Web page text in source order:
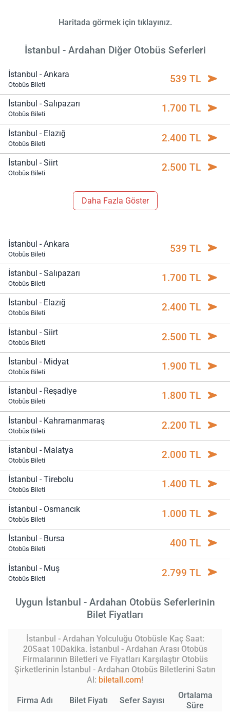
Haritada görmek için tıklayınız.
İstanbul - Ardahan Diğer Otobüs Seferleri
İstanbul - Ankara
Otobüs Bileti 539 TL
İstanbul - Salıpazarı
Otobüs Bileti 1.700 TL
İstanbul - Elazığ
Otobüs Bileti 2.400 TL
İstanbul - Siirt
Otobüs Bileti 2.500 TL
Daha Fazla Göster
İstanbul - Ankara
Otobüs Bileti 539 TL
İstanbul - Salıpazarı
Otobüs Bileti 1.700 TL
İstanbul - Elazığ
Otobüs Bileti 2.400 TL
İstanbul - Siirt
Otobüs Bileti 2.500 TL
İstanbul - Midyat
Otobüs Bileti 1.900 TL
İstanbul - Reşadiye
Otobüs Bileti 1.800 TL
İstanbul - Kahramanmaraş
Otobüs Bileti 2.200 TL
İstanbul - Malatya
Otobüs Bileti 2.000 TL
İstanbul - Tirebolu
Otobüs Bileti 1.400 TL
İstanbul - Osmancık
Otobüs Bileti 1.000 TL
İstanbul - Bursa
Otobüs Bileti 400 TL
İstanbul - Muş
Otobüs Bileti 2.799 TL
Uygun İstanbul - Ardahan Otobüs Seferlerinin
Bilet Fiyatları
İstanbul - Ardahan Yolculuğu Otobüsle Kaç Saat:
20Saat 10Dakika. İstanbul - Ardahan Arası Otobüs
Firmalarının Biletleri ve Fiyatları Karşılaştır Otobüs
Şirketlerinin İstanbul - Ardahan Otobüs Biletlerini Satın
Al: biletall.com!
Firma Adı Bilet Fiyatı Sefer Sayısı
Ortalama
Süre